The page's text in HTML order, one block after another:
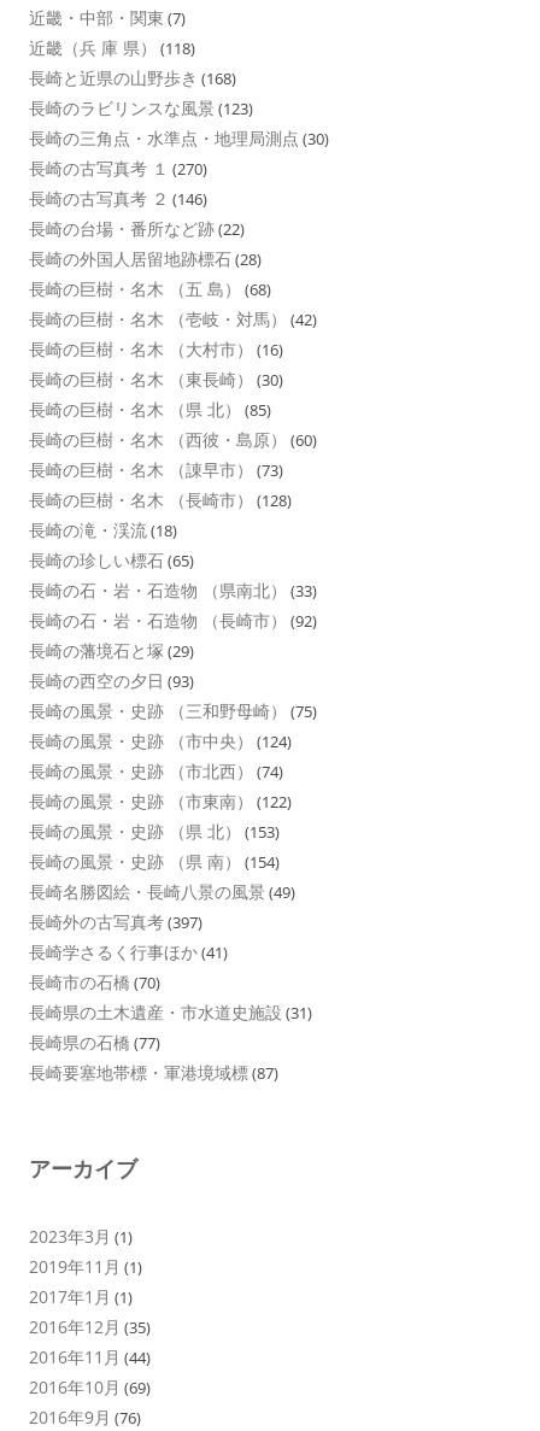
近畿・中部・関東 (7)
近畿（兵 庫 県） (118)
長崎と近県の山野歩き (168)
長崎のラビリンスな風景 (123)
長崎の三角点・水準点・地理局測点 (30)
長崎の古写真考 １ (270)
長崎の古写真考 ２ (146)
長崎の台場・番所など跡(22)
長崎の外国人居留地跡標石(28)
長崎の巨樹・名木 （五 島） (68)
長崎の巨樹・名木 （壱岐・対馬） (42)
長崎の巨樹・名木 （大村市） (16)
長崎の巨樹・名木 （東長崎） (30)
長崎の巨樹・名木 （県 北） (85)
長崎の巨樹・名木 （西彼・島原） (60)
長崎の巨樹・名木 （諌早市） (73)
長崎の巨樹・名木 （長崎市） (128)
長崎の滝・渓流(18)
長崎の珍しい標石(65)
長崎の石・岩・石造物 （県南北） (33)
長崎の石・岩・石造物 （長崎市） (92)
長崎の藩境石と塚 (29)
長崎の西空の夕日 (93)
長崎の風景・史跡 （三和野母崎） (75)
長崎の風景・史跡 （市中央） (124)
長崎の風景・史跡 （市北西） (74)
長崎の風景・史跡 （市東南） (122)
長崎の風景・史跡 （県 北） (153)
長崎の風景・史跡 （県 南） (154)
長崎名勝図絵・長崎八景の風景 (49)
長崎外の古写真考(397)
長崎学さるく行事ほか(41)
長崎市の石橋 (70)
長崎県の土木遺産・市水道史施設 (31)
長崎県の石橋 (77)
長崎要塞地帯標・軍港境域標(87)
アーカイブ
2023年3月 (1)
2019年11月 (1)
2017年1月 (1)
2016年12月 (35)
2016年11月 (44)
2016年10月 (69)
2016年9月 (76)